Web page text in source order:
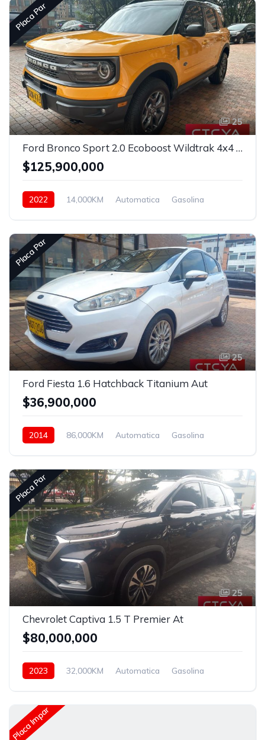
Placa Par
25
Ford Bronco Sport 2.0 Ecoboost Wildtrak 4x4 Automatico
$125,900,000
2022 14,000KM Automatica
Gasolina
Placa Par
25
Ford Fiesta 1.6 Hatchback Titanium Aut
$36,900,000
2014 86,000KM Automatica
Gasolina
Placa Par
25
Chevrolet Captiva 1.5 T Premier At
$80,000,000
2023 32,000KM Automatica
Gasolina
Placa Impar